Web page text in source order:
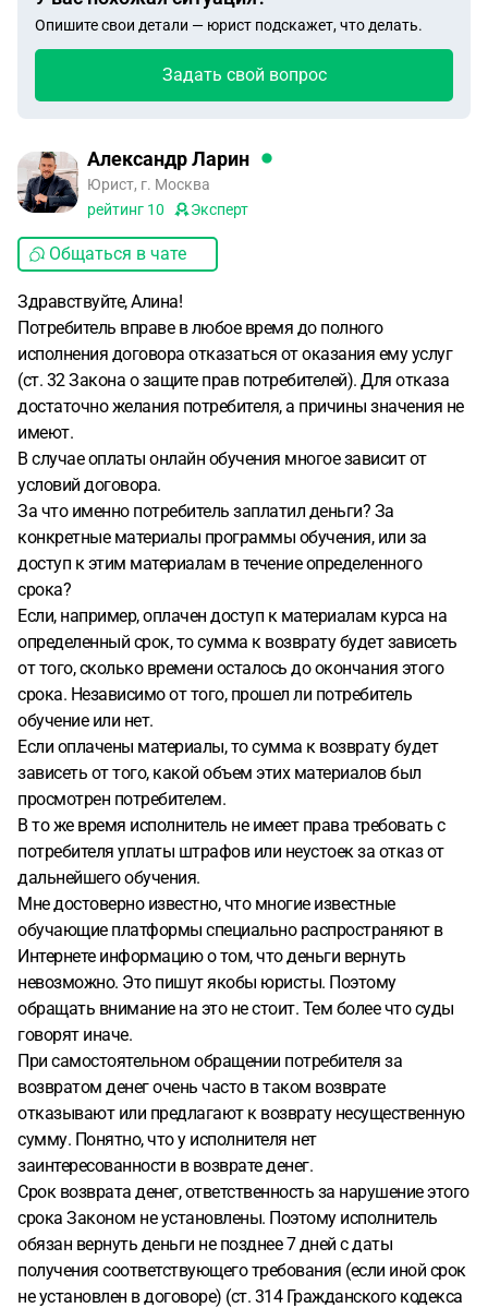
Опишите свои детали — юрист подскажет, что делать.
Задать свой вопрос
Александр Ларин
Юрист, г. Москва
рейтинг 10 Эксперт
Общаться в чате
Здравствуйте, Алина!
Потребитель вправе в любое время до полного
исполнения договора отказаться от оказания ему услуг
(ст. 32 Закона о защите прав потребителей). Для отказа
достаточно желания потребителя, а причины значения не
имеют.
В случае оплаты онлайн обучения многое зависит от
условий договора.
За что именно потребитель заплатил деньги? За
конкретные материалы программы обучения, или за
доступ к этим материалам в течение определенного
срока?
Если, например, оплачен доступ к материалам курса на
определенный срок, то сумма к возврату будет зависеть
от того, сколько времени осталось до окончания этого
срока. Независимо от того, прошел ли потребитель
обучение или нет.
Если оплачены материалы, то сумма к возврату будет
зависеть от того, какой объем этих материалов был
просмотрен потребителем.
В то же время исполнитель не имеет права требовать с
потребителя уплаты штрафов или неустоек за отказ от
дальнейшего обучения.
Мне достоверно известно, что многие известные
обучающие платформы специально распространяют в
Интернете информацию о том, что деньги вернуть
невозможно. Это пишут якобы юристы. Поэтому
обращать внимание на это не стоит. Тем более что суды
говорят иначе.
При самостоятельном обращении потребителя за
возвратом денег очень часто в таком возврате
отказывают или предлагают к возврату несущественную
сумму. Понятно, что у исполнителя нет
заинтересованности в возврате денег.
Срок возврата денег, ответственность за нарушение этого
срока Законом не установлены. Поэтому исполнитель
обязан вернуть деньги не позднее 7 дней с даты
получения соответствующего требования (если иной срок
не установлен в договоре) (ст. 314 Гражданского кодекса